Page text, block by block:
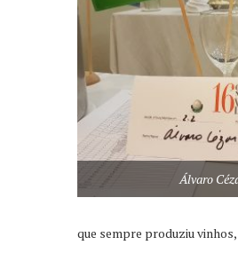
Álvaro
que sempre produziu